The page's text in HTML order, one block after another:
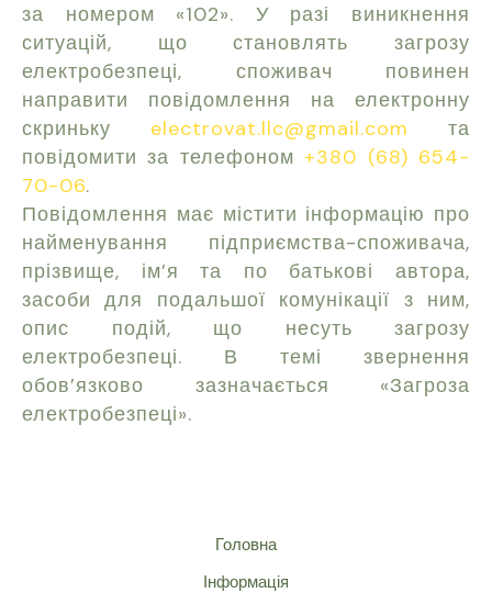
за номером «102». У разі виникнення
ситуацій, що становлять загрозу
електробезпеці, споживач повинен
направити повідомлення на електронну
скриньку electrovat.llc@gmail.com та
повідомити за телефоном+380 (68) 654-
70-06.
Повідомлення має містити інформацію про
найменування підприємства-споживача,
прізвище, ім’я та по батькові автора,
засоби для подальшої комунікації з ним,
опис подій, що несуть загрозу
електробезпеці. В темі звернення
обов’язково зазначається «Загроза
електробезпеці».
Головна
Інформація